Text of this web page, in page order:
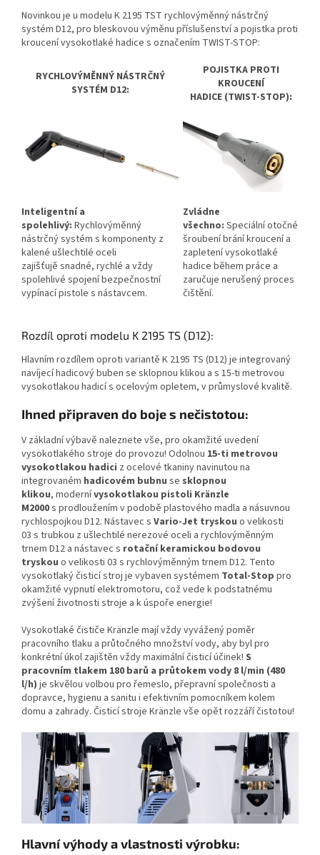
Novinkou je u modelu K 2195 TST rychlovýměnný nástrčný
systém D12, pro bleskovou výměnu příslušenství a pojistka proti
kroucení vysokotlaké hadice s označením TWIST-STOP:
RYCHLOVÝMĚNNÝ NÁSTRČNÝ
SYSTÉM D12:
POJISTKA PROTI
KROUCENÍ
HADICE(TWIST-STOP):
Inteligentní a
spolehlivý: Rychlovýměnný
nástrčný systém s komponenty z
kalené ušlechtilé oceli
zajišťujě snadné, rychlé a vždy
spolehlivé spojení bezpečnostní
vypínací pistole s nástavcem.
Zvládne
všechno: Speciální otočné
šroubení brání kroucení a
zapletení vysokotlaké
hadice během práce a
zaručuje nerušený proces
čištění.
Rozdíl oproti modelu K 2195 TS (D12):
Hlavním rozdílem oproti variantě K 2195 TS (D12) je integrovaný
navíjecí hadicový buben se sklopnou klikou a s 15-ti metrovou
vysokotlakou hadicí s ocelovým opletem, v průmyslové kvalitě.
Ihned připraven do boje s nečistotou:
V základní výbavě naleznete vše, pro okamžité uvedení
vysokotlakého stroje do provozu! Odolnou 15-ti metrovou
vysokotlakou hadici z ocelové tkaniny navinutou na
integrovaném hadicovém bubnu se sklopnou
klikou, modernívysokotlakou pistoli Kränzle
M2000s prodloužením v podobě plastového madla a násuvnou
rychlospojkou D12. Nástavec s Vario-Jet tryskou o velikosti
03 s trubkou z ušlechtilé nerezové oceli a rychlovýměnným
trnem D12 a nástavec s rotační keramickou bodovou
tryskou o velikosti 03 s rychlovýměnným trnem D12. Tento
vysokotlaký čisticí stroj je vybaven systémem Total-Stop pro
okamžité vypnutí elektromotoru, což vede k podstatnému
zvýšení životnosti stroje a k úspoře energie!
Vysokotlaké čističe Kränzle mají vždy vyvážený poměr
pracovního tlaku a průtočného množství vody, aby byl pro
konkrétní úkol zajištěn vždy maximální čisticí účinek! S
pracovním tlakem 180 barů a průtokem vody 8 l/min (480
l/h) je skvělou volbou pro řemeslo, přepravní společnosti a
dopravce, hygienu a sanitu i efektivním pomocníkem kolem
domu a zahrady. Čisticí stroje Kränzle vše opět rozzáří čistotou!
Hlavní výhody a vlastnosti výrobku: